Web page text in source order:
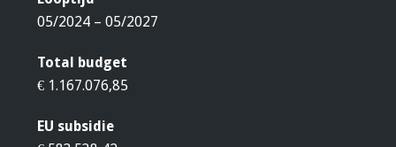
05/2024 – 05/2027
Total budget
€ 1.167.076,85
EU subsidie